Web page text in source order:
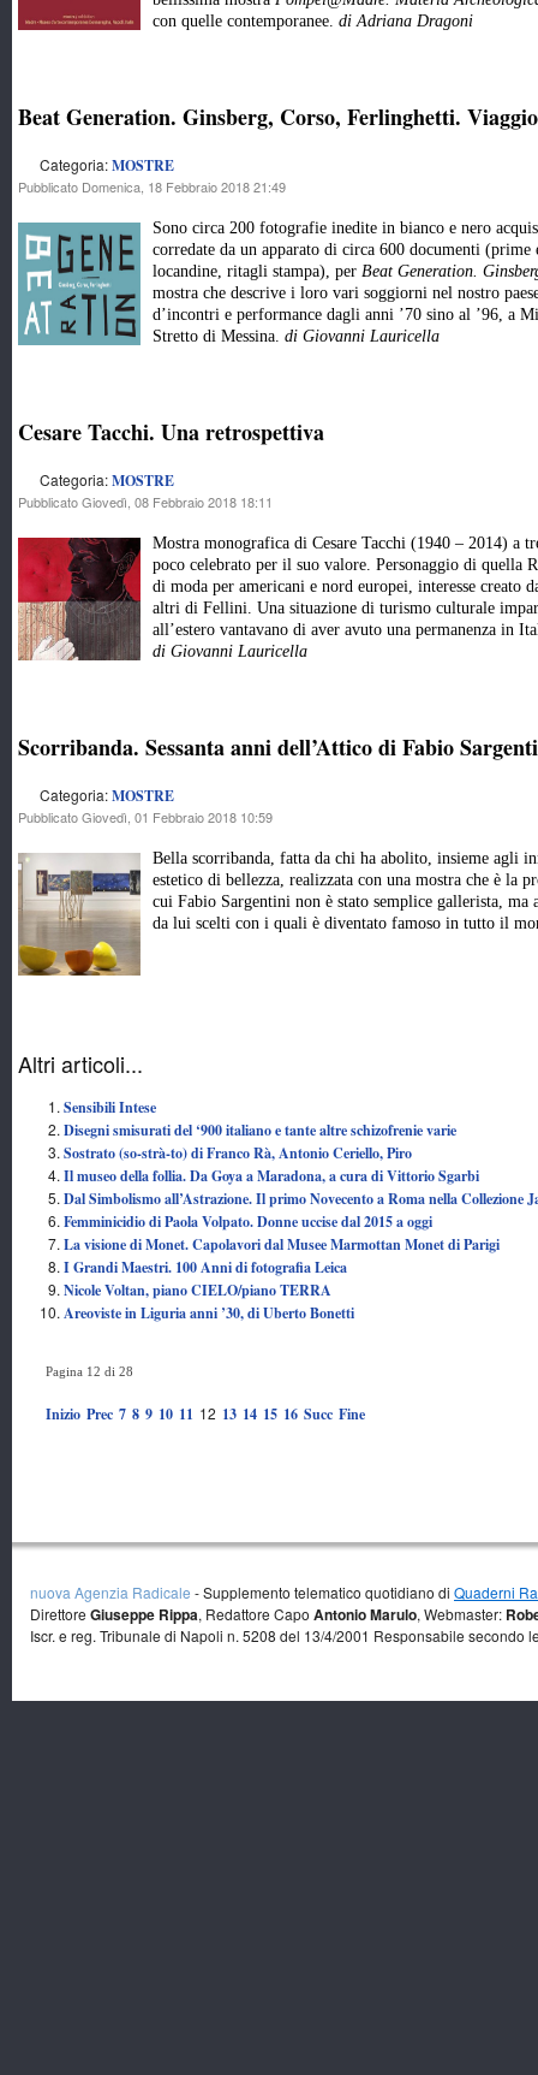
con quelle contemporanee. di Adriana Dragoni
Beat Generation. Ginsberg, Corso, Ferlinghetti.
Categoria:MOSTRE
Pubblicato Domenica, 18 Febbraio 2018 21:49
Sono circa 200 fotografie inedite in bianco e nero
corredate da un apparato di circa 600 documenti
locandine, ritagli stampa), per Beat Generation.
mostra che descrive i loro vari soggiorni nel nostro
d’incontri e performance dagli anni ’70 sino al ’96, a
Stretto di Messina. di Giovanni Lauricella
Cesare Tacchi. Una retrospettiva
Categoria:MOSTRE
Pubblicato Giovedì, 08 Febbraio 2018 18:11
Mostra monografica di Cesare Tacchi (1940 – 2014) a
poco celebrato per il suo valore. Personaggio di quella
di moda per americani e nord europei, interesse creato
altri di Fellini. Una situazione di turismo culturale
all’estero vantavano di aver avuto una permanenza in
di Giovanni Lauricella
Scorribanda. Sessanta anni dell’Attico di Fabio
Categoria:MOSTRE
Pubblicato Giovedì, 01 Febbraio 2018 10:59
Bella scorribanda, fatta da chi ha abolito, insieme agli
estetico di bellezza, realizzata con una mostra che è la
cui Fabio Sargentini non è stato semplice gallerista,
da lui scelti con i quali è diventato famoso in tutto il
Altri articoli...
Sensibili Intese
Disegni smisurati del ‘900 italiano e tante altre schizofrenie varie
Sostrato (so-strà-to) di Franco Rà, Antonio Ceriello, Piro
Il museo della follia. Da Goya a Maradona, a cura di Vittorio Sgarbi
Dal Simbolismo all’Astrazione. Il primo Novecento a Roma nella Collezione
Femminicidio di Paola Volpato. Donne uccise dal 2015 a oggi
La visione di Monet. Capolavori dal Musee Marmottan Monet di Parigi
I Grandi Maestri. 100 Anni di fotografia Leica
Nicole Voltan, piano CIELO/piano TERRA
Areoviste in Liguria anni ’30, di Uberto Bonetti
Pagina 12 di 28
Inizio Prec 7 8 9 10 11 12 13 14 15 16 Succ Fine
nuova Agenzia Radicale - Supplemento telematico quotidiano di Quaderni
Direttore Giuseppe Rippa, Redattore Capo Antonio Marulo, Webmaster:
Iscr. e reg. Tribunale di Napoli n. 5208 del 13/4/2001 Responsabile secondo